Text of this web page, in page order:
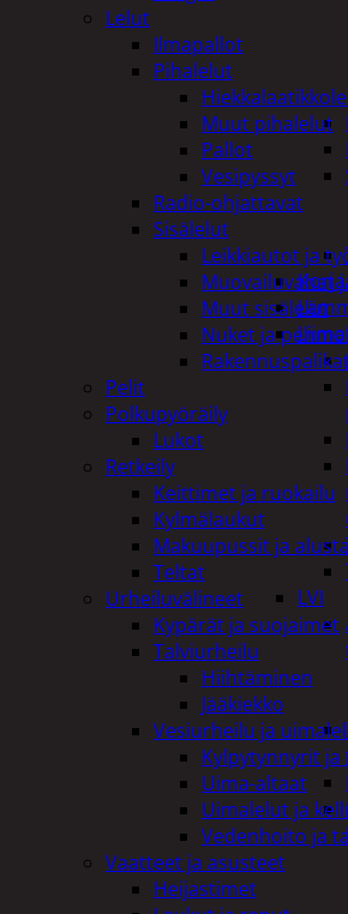
LVI
Lelut
Ilmapallot
Pihalelut
Muut pihalelut
Pallot
Vesipyssyt
Radio-ohjattavat
Sisälelut
Leikkiautot ja
Muovailuvahat
Muut sisälelut
Nuket ja
Pelit
Polkupyöräily
Lukot
Retkeily
Keittimet ja ruokailu
Kylmälaukut
Makuupussit ja
Teltat
Urheiluvälineet
Kypärät ja suojaimet
Talviurheilu
Hiihtäminen
Jääkiekko
Vesiurheilu ja
Kylpytynnyrit
Uima-altaat
Uimalelut ja
Vedenhoito ja
Vaatteet ja asusteet
Heijastimet